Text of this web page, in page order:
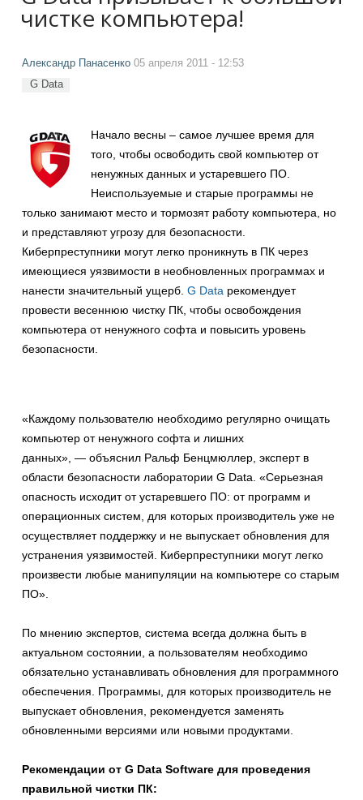
чистке компьютера!
Александр Панасенко 05 апреля 2011 - 12:53
G Data
Начало весны – самое лучшее время для
того, чтобы освободить свой компьютер от
ненужных данных и устаревшего ПО.
Неиспользуемые и старые программы не
только занимают место и тормозят работу компьютера, но
и представляют угрозу для безопасности.
Киберпреступники могут легко проникнуть в ПК через
имеющиеся уязвимости в необновленных программах и
нанести значительный ущерб. G Data рекомендует
провести весеннюю чистку ПК, чтобы освобождения
компьютера от ненужного софта и повысить уровень
безопасности.
«Каждому пользователю необходимо регулярно очищать
компьютер от ненужного софта и лишних
данных», — объяснил Ральф Бенцмюллер, эксперт в
области безопасности лаборатории G Data. «Серьезная
опасность исходит от устаревшего ПО: от программ и
операционных систем, для которых производитель уже не
осуществляет поддержку и не выпускает обновления для
устранения уязвимостей. Киберпреступники могут легко
произвести любые манипуляции на компьютере со старым
ПО».
По мнению экспертов, система всегда должна быть в
актуальном состоянии, а пользователям необходимо
обязательно устанавливать обновления для программного
обеспечения. Программы, для которых производитель не
выпускает обновления, рекомендуется заменять
обновленными версиями или новыми продуктами.
Рекомендации от G Data Software для проведения
правильной чистки ПК: